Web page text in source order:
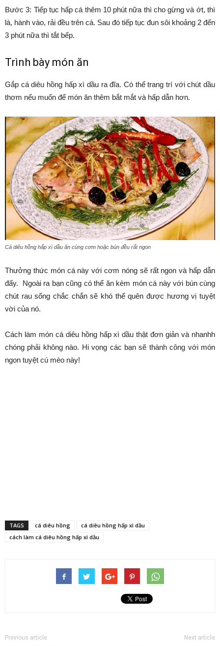
Bước 3: Tiếp tục hấp cá thêm 10 phút nữa thì cho gừng và ớt, thì
là, hành vào, rải đều trên cá. Sau đó tiếp tục đun sôi khoảng 2 đến
3 phút nữa thì tắt bếp.
Trình bày món ăn
Gắp cá diêu hồng hấp xì dầu ra đĩa. Có thể trang trí với chút dầu
thơm nếu muốn để món ăn thêm bắt mắt và hấp dẫn hơn.
Cá diêu hồng hấp xì dầu ăn cùng cơm hoặc bún đều rất ngon
Thưởng thức món cá này với cơm nóng sẽ rất ngon và hấp dẫn
đấy. Ngoài ra bạn cũng có thể ăn kèm món cá này với bún cùng
chút rau sống chắc chắn sẽ khó thể quên được hương vị tuyệt
vời của nó.
Cách làm món cá diêu hồng hấp xì dầu thật đơn giản và nhanhh
chóng phải không nào. Hi vọng các bạn sẽ thành công với món
ngon tuyệt cú mèo này!
TAGS cá diêu hồng
cá diêu hồng hấp xì dầu
cách làm cá diêu hồng hấp xì dầu
Previous article Next article